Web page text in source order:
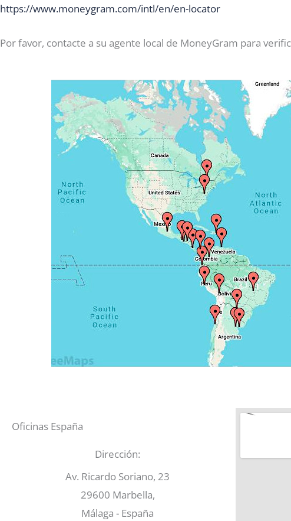
https://www.moneygram.com/intl/en/en-locator
Por favor, contacte a su agente local de MoneyGram para
Oficinas España
Dirección:
Av. Ricardo Soriano, 23
29600 Marbella,
Málaga - España